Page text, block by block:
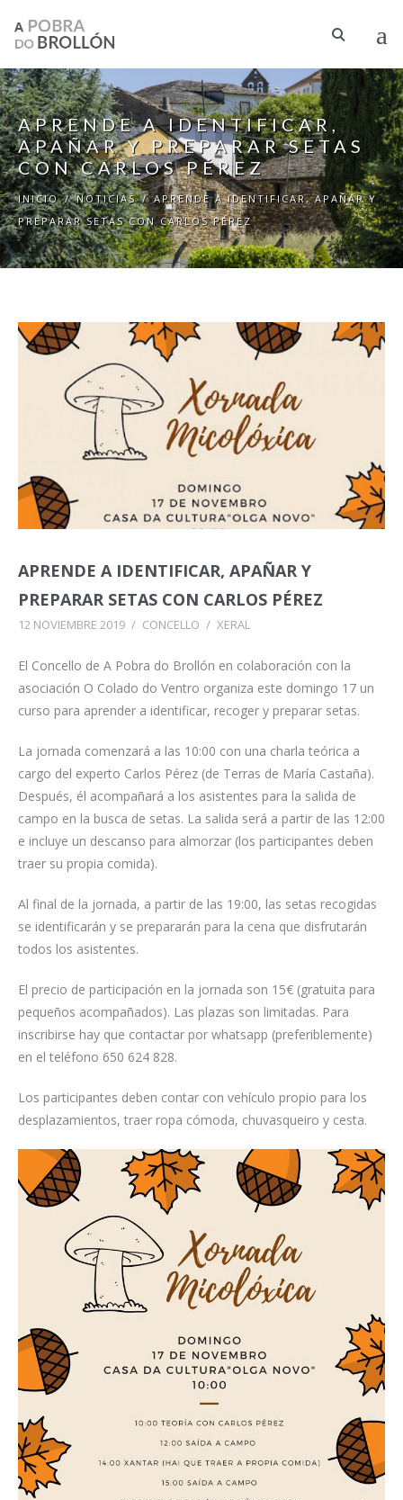
APRENDE A IDENTIFICAR,
APAÑAR Y PREPARAR SETAS
CON CARLOS PÉREZ
INICIO / NOTICIAS / APRENDE A IDENTIFICAR, APAÑAR Y
PREPARAR SETAS CON CARLOS PÉREZ
APRENDE A IDENTIFICAR, APAÑAR Y
PREPARAR SETAS CON CARLOS PÉREZ
12 NOVIEMBRE 2019 / CONCELLO / XERAL
El Concello de A Pobra do Brollón en colaboración con la
asociación O Colado do Ventro organiza este domingo 17 un
curso para aprender a identificar, recoger y preparar setas.
La jornada comenzará a las 10:00 con una charla teórica a
cargo del experto Carlos Pérez (de Terras de María Castaña).
Después, él acompañará a los asistentes para la salida de
campo en la busca de setas. La salida será a partir de las 12:00
e incluye un descanso para almorzar (los participantes deben
traer su propia comida).
Al final de la jornada, a partir de las 19:00, las setas recogidas
se identificarán y se prepararán para la cena que disfrutarán
todos los asistentes.
El precio de participación en la jornada son 15€ (gratuita para
pequeños acompañados). Las plazas son limitadas. Para
inscribirse hay que contactar por whatsapp (preferiblemente)
en el teléfono 650 624 828.
Los participantes deben contar con vehículo propio para los
desplazamientos, traer ropa cómoda, chuvasqueiro y cesta.